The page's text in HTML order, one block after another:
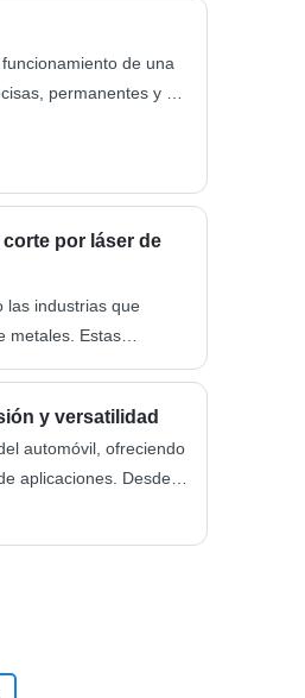
de una
permanentes y de
por láser de
las industrias que
metales. Estas
la industria
y versatilidad
automóvil, ofreciendo
aplicaciones. Desde el